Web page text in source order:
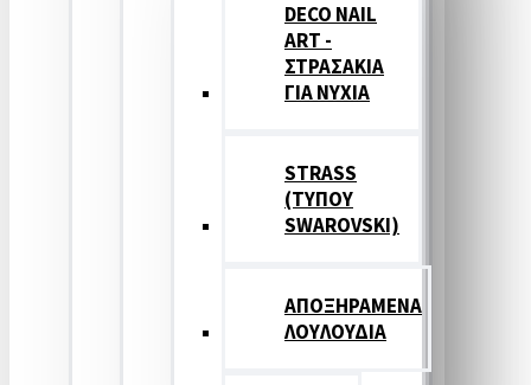
DECO NAIL
ART -
ΣΤΡΑΣΑΚΙΑ
ΓΙΑ ΝΥΧΙΑ
STRASS
(ΤΥΠΟΥ
SWAROVSKI)
ΑΠΟΞΗΡΑΜΕΝΑ
ΛΟΥΛΟΥΔΙΑ